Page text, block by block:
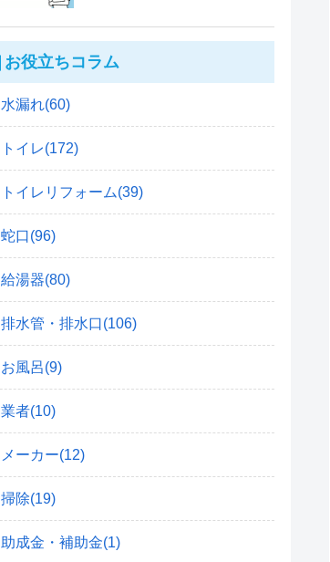
お役立ちコラム
水漏れ(60)
トイレ(172)
トイレリフォーム(39)
蛇口(96)
給湯器(80)
排水管・排水口(106)
お風呂(9)
業者(10)
メーカー(12)
掃除(19)
助成金・補助金(1)